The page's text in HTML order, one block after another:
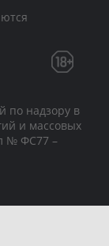
по надзору в
и массовых
№ ФС77 –